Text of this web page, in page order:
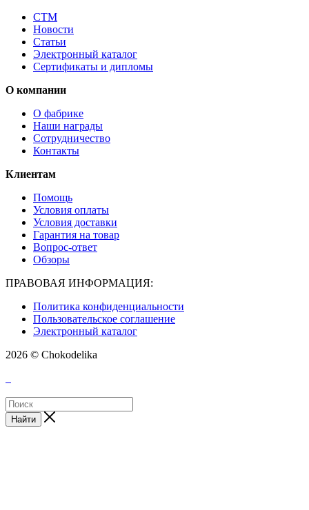
СТМ
Новости
Статьи
Электронный каталог
Сертификаты и дипломы
О компании
О фабрике
Наши награды
Сотрудничество
Контакты
Клиентам
Помощь
Условия оплаты
Условия доставки
Гарантия на товар
Вопрос-ответ
Обзоры
ПРАВОВАЯ ИНФОРМАЦИЯ:
Политика конфиденциальности
Пользовательское соглашение
Электронный каталог
2026 © Chokodelika
Найти